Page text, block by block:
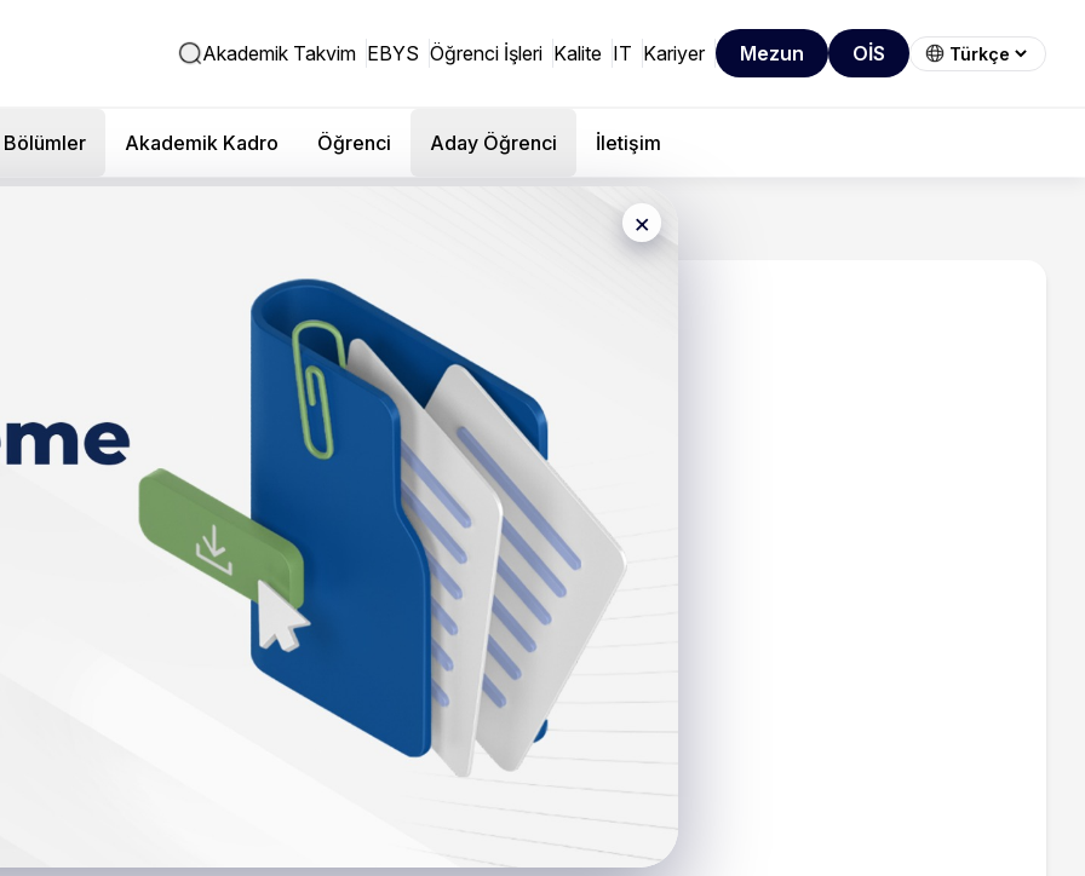
Akademik Takvim EBYS Öğrenci İşleri Kalite IT Kariyer Mezun OİS
Bölümler Akademik Kadro Öğrenci Aday Öğrenci İletişim
×
ve Komisyonlar
Komisyonu
Komisyonu
Toplumsal Katkı Komisyonu
Eğitim ve Seçmeli Ders Komisyonu
Eğitimler, Mezun İzleme ve İletişim Bölüm Sorumluluları